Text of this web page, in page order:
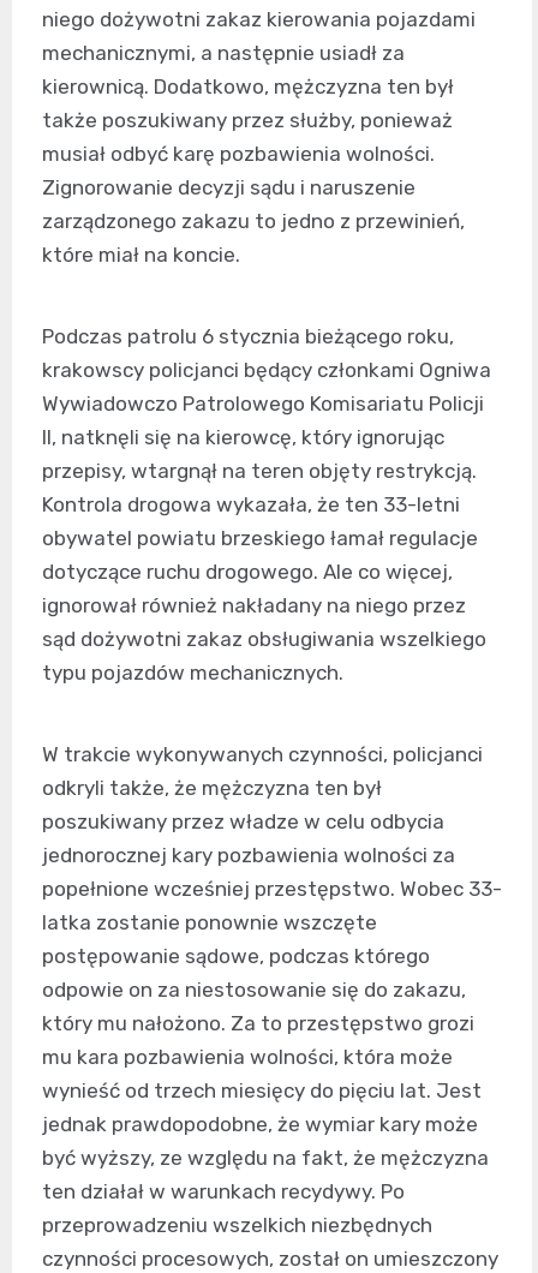
niego dożywotni zakaz kierowania pojazdami
mechanicznymi, a następnie usiadł za
kierownicą. Dodatkowo, mężczyzna ten był
także poszukiwany przez służby, ponieważ
musiał odbyć karę pozbawienia wolności.
Zignorowanie decyzji sądu i naruszenie
zarządzonego zakazu to jedno z przewinień,
które miał na koncie.
Podczas patrolu 6 stycznia bieżącego roku,
krakowscy policjanci będący członkami Ogniwa
Wywiadowczo Patrolowego Komisariatu Policji
II, natknęli się na kierowcę, który ignorując
przepisy, wtargnął na teren objęty restrykcją.
Kontrola drogowa wykazała, że ten 33-letni
obywatel powiatu brzeskiego łamał regulacje
dotyczące ruchu drogowego. Ale co więcej,
ignorował również nakładany na niego przez
sąd dożywotni zakaz obsługiwania wszelkiego
typu pojazdów mechanicznych.
W trakcie wykonywanych czynności, policjanci
odkryli także, że mężczyzna ten był
poszukiwany przez władze w celu odbycia
jednorocznej kary pozbawienia wolności za
popełnione wcześniej przestępstwo. Wobec 33-
latka zostanie ponownie wszczęte
postępowanie sądowe, podczas którego
odpowie on za niestosowanie się do zakazu,
który mu nałożono. Za to przestępstwo grozi
mu kara pozbawienia wolności, która może
wynieść od trzech miesięcy do pięciu lat. Jest
jednak prawdopodobne, że wymiar kary może
być wyższy, ze względu na fakt, że mężczyzna
ten działał w warunkach recydywy. Po
przeprowadzeniu wszelkich niezbędnych
czynności procesowych, został on umieszczony